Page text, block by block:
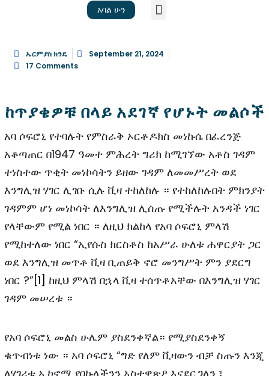
አባል ሁን
ኤርምያስ ክንዴ
September 21, 2024
17 Comments
ከጥያቄዎቹ በላይ አደገኛ የሆኑት መልሶች
አባ ሶፍሮኒ የተባሉት የምስራቅ ኦርቶዶክስ መነኩሴ በፈረንጅ
አቆጣጠር በ1947 ዓመተ ምሕረት ግሪክ ከሚገኘው አቶስ ገዳም
ተነስተው ጥቂት መነኮሳትን ይዘው ገዳም ለመመሥረት ወደ
እንግሊዝ ሃገር ሊገቡ ሲሉ ቪዛ ተከለከሉ ። የተከለከሉበት ምክንያት
ገዳምም ሆነ መነኮሳት ለእንግሊዝ ሊሰጡ የሚችሉት አንዳች ነገር
የላቸውም የሚል ነበር ። ለዚህ ክልከላ የአባ ሶፍሮኒ ምላሽ
የሚከተለው ነበር “ኢየሱስ ክርስቶስ ከአሥራ ሁለቱ ሐዋርያት ጋር
ወደ እንግሊዝ መጥቶ ቪዛ ቢጠይቅ ኖሮ መንግሥት ምን ያደርግ
ነበር ?”[1] ከዚህ ምላሽ በኋላ ቪዛ ተሰጥቶአቸው በእንግሊዝ ሃገር
ገዳም መሠረቱ ።
የአባ ሶፍሮኒ መልስ ሁሌም ያስደንቀኛል። የሚያስደንቀኝ
ቁጥብነቱ ነው ። አባ ሶፍሮኒ “ግድ የለም ቪዛውን ብቻ ስጡን እንጂ